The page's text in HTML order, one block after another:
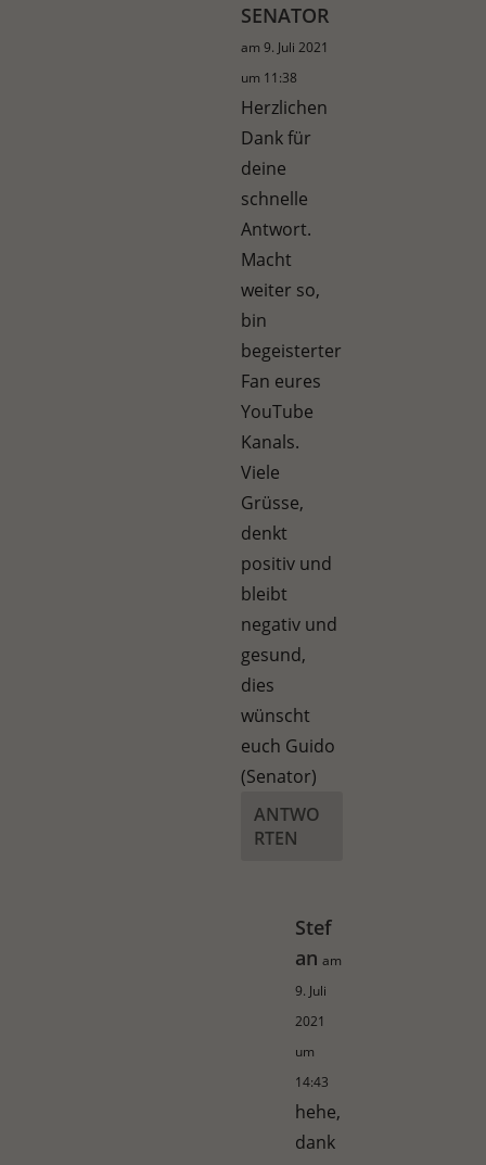
SENATOR
am 9. Juli 2021
um 11:38
Herzlichen
Dank für
deine
schnelle
Antwort.
Macht
weiter so,
bin
begeisterter
Fan eures
YouTube
Kanals.
Viele
Grüsse,
denkt
positiv und
bleibt
negativ und
gesund,
dies
wünscht
euch Guido
(Senator)
ANTWO
RTEN
Stef
an am
9. Juli
2021
um
14:43
hehe,
dank